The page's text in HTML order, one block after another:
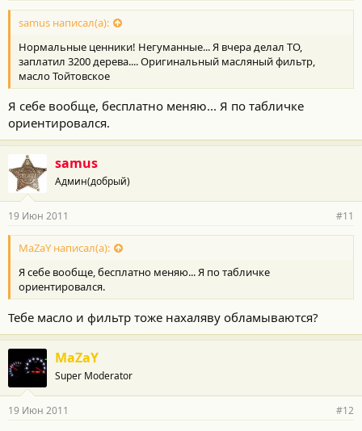
samus написал(а):
Нормальные ценники! Негуманные... Я вчера делал ТО,
заплатил 3200 дерева.... Оригинальный масляный фильтр,
масло Тойтовское
Я себе вообще, бесплатно меняю... Я по табличке
ориентировался.
samus
Админ(добрый)
19 Июн 2011 #11
MaZaY написал(а):
Я себе вообще, бесплатно меняю... Я по табличке
ориентировался.
Тебе масло и фильтр тоже нахаляву обламываются?
MaZaY
Super Moderator
19 Июн 2011 #12